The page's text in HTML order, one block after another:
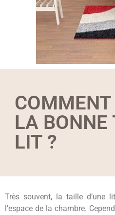
LA BONNE
LIT ?
Très souvent, la taille d’une
l’espace de la chambre.